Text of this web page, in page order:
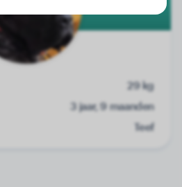
29 kg
3 jaar, 9 maanden
Teef